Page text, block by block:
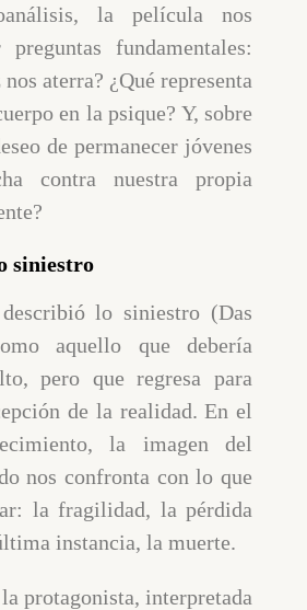
la película nos
fundamentales:
aterra? ¿Qué representa
en la psique? Y, sobre
de permanecer jóvenes
contra nuestra propia
siniestro
lo siniestro (Das
aquello que debería
pero que regresa para
de la realidad. En el
la imagen del
nos confronta con lo que
la fragilidad, la pérdida
instancia, la muerte.
protagonista, interpretada